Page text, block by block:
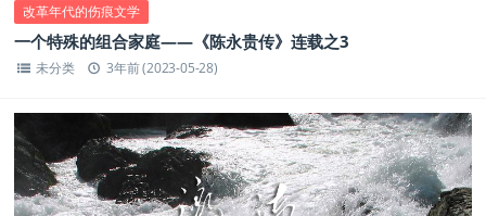
改革年代的伤痕文学
一个特殊的组合家庭——《陈永贵传》连载之3
未分类 3年前 (2023-05-28)